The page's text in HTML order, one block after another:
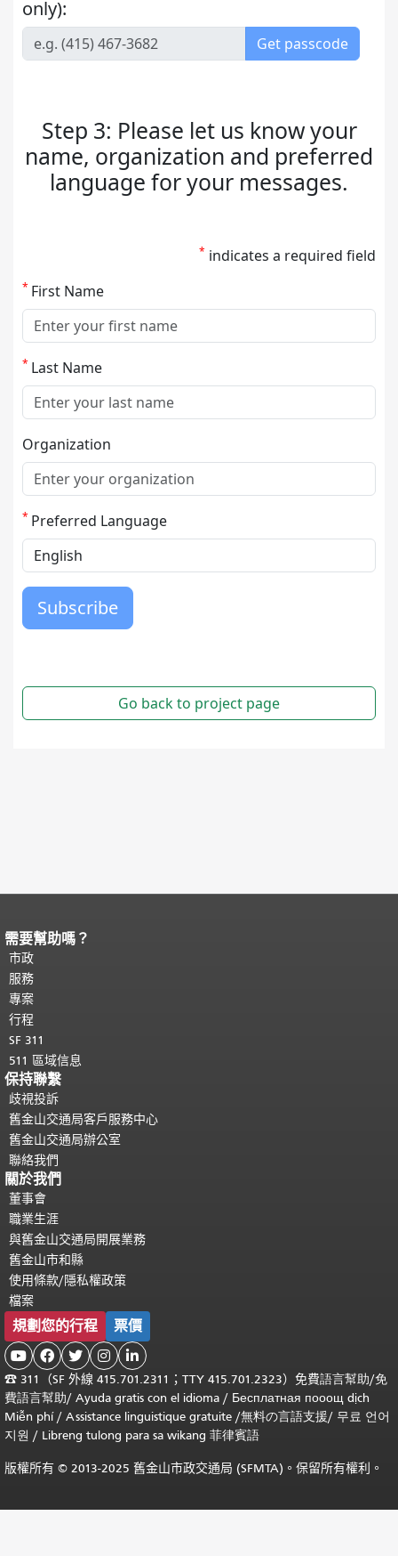
頁面內容結束。
都會重複顯示。
需要幫助嗎？
市政
服務
專案
行程
SF 311
511 區域信息
保持聯繫
歧視投訴
舊金山交通局客戶服務中心
舊金山交通局辦公室
聯絡我們
關於我們
董事會
職業生涯
與舊金山交通局開展業務
舊金山市和縣
使用條款/隱私權政策
檔案
規劃您的行程 票價
    
☎ 311（SF 外線 415.701.2311；TTY 415.701.2323）免費語言幫助/免
費語言幫助/ Ayuda gratis con el idioma / Бесплатная пооощ dịch
Miễn phí/ Assistance linguistique gratuite /無料の言語支援/ 무료 언어
지원 / Libreng tulong para sa wikang 菲律賓語
版權所有 © 2013-2025 舊金山市政交通局 (SFMTA)。保留所有權利。